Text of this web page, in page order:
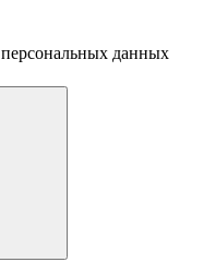
персональных данных